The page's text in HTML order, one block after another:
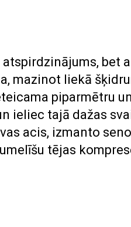
bet
mazinot liekā
piparmētru
ieliec tajā dažas
acis, izmanto
tējas